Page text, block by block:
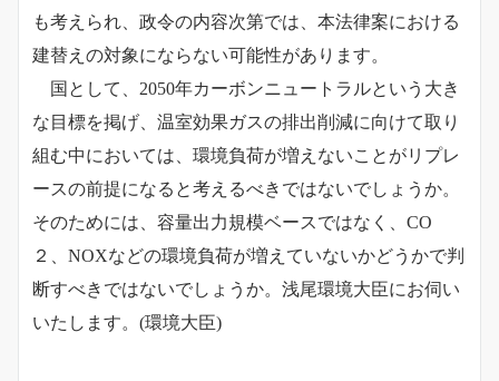
も考えられ、政令の内容次第では、本法律案における
建替えの対象にならない可能性があります。
国として、2050年カーボンニュートラルという大き
な目標を掲げ、温室効果ガスの排出削減に向けて取り
組む中においては、 環境負荷が増えないことがリプレ
ースの前提になると考えるべきではないでしょうか。
そのためには、容量出力規模ベースではなく、CO
２、NOXなどの環境負荷が増えていないかどうかで判
断すべきではないでしょうか。浅尾環境大臣にお伺い
いたします。 (環境大臣)